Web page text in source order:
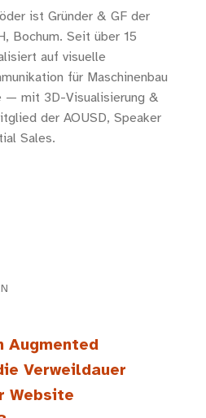
ist Gründer & GF der
Bochum. Seit über 15
auf visuelle
für Maschinenbau
— mit 3D-Visualisierung &
der AOUSD, Speaker
Sales.
Augmented
Verweildauer
Website